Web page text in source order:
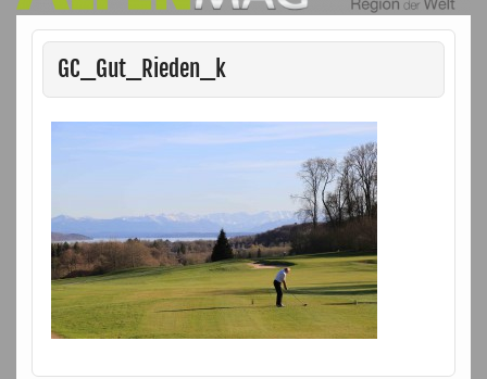
GC_Gut_Rieden_k